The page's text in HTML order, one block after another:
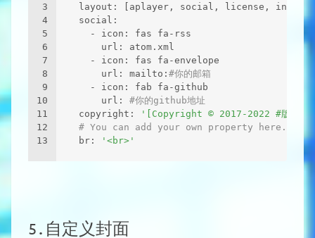
3
4
5
6
7
8
9
10
11
12
13
layout: [aplayer, social, license, info,
  social:
    - icon: fas fa-rss
      url: atom.xml
    - icon: fas fa-envelope
      url: mailto:
#你的邮箱
    - icon: fab fa-github
      url:
#你的github地址
  copyright:
'[Copyright © 2017-2022 #版权
# You can add your own property here.
  br:
'<br>'
5.自定义封面